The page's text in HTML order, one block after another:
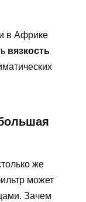
в Африке
вязкость
же
может
Зачем